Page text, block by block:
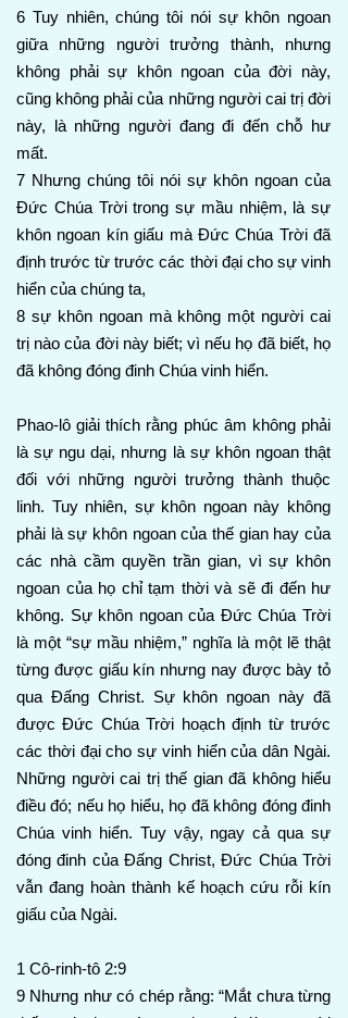
6 Tuy nhiên, chúng tôi nói sự khôn ngoan
giữa những người trưởng thành, nhưng
không phải sự khôn ngoan của đời này,
cũng không phải của những người cai trị đời
này, là những người đang đi đến chỗ hư
mất.
7 Nhưng chúng tôi nói sự khôn ngoan của
Đức Chúa Trời trong sự mầu nhiệm, là sự
khôn ngoan kín giấu mà Đức Chúa Trời đã
định trước từ trước các thời đại cho sự vinh
hiển của chúng ta,
8 sự khôn ngoan mà không một người cai
trị nào của đời này biết; vì nếu họ đã biết, họ
đã không đóng đinh Chúa vinh hiển.
Phao-lô giải thích rằng phúc âm không phải
là sự ngu dại, nhưng là sự khôn ngoan thật
đối với những người trưởng thành thuộc
linh. Tuy nhiên, sự khôn ngoan này không
phải là sự khôn ngoan của thế gian hay của
các nhà cầm quyền trần gian, vì sự khôn
ngoan của họ chỉ tạm thời và sẽ đi đến hư
không. Sự khôn ngoan của Đức Chúa Trời
là một “sự mầu nhiệm,” nghĩa là một lẽ thật
từng được giấu kín nhưng nay được bày tỏ
qua Đấng Christ. Sự khôn ngoan này đã
được Đức Chúa Trời hoạch định từ trước
các thời đại cho sự vinh hiển của dân Ngài.
Những người cai trị thế gian đã không hiểu
điều đó; nếu họ hiểu, họ đã không đóng đinh
Chúa vinh hiển. Tuy vậy, ngay cả qua sự
đóng đinh của Đấng Christ, Đức Chúa Trời
vẫn đang hoàn thành kế hoạch cứu rỗi kín
giấu của Ngài.
1 Cô-rinh-tô 2:9
9 Nhưng như có chép rằng: “Mắt chưa từng